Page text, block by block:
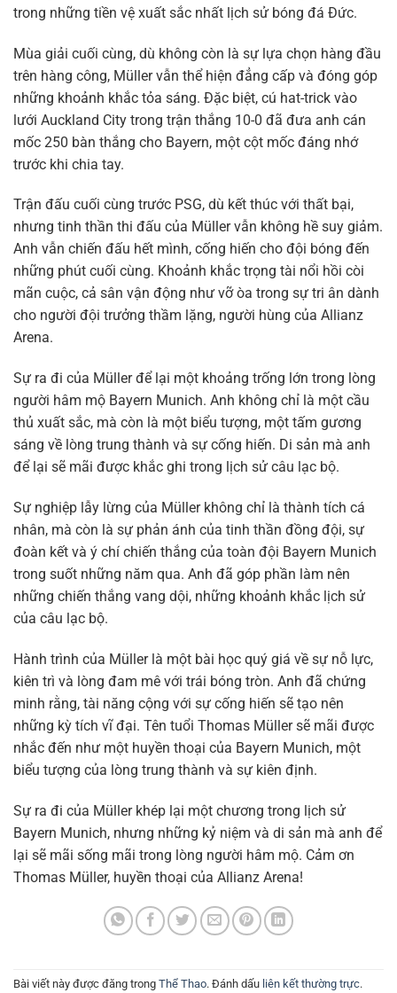
trong những tiền vệ xuất sắc nhất lịch sử bóng đá Đức.
Mùa giải cuối cùng, dù không còn là sự lựa chọn hàng đầu
trên hàng công, Müller vẫn thể hiện đẳng cấp và đóng góp
những khoảnh khắc tỏa sáng. Đặc biệt, cú hat-trick vào
lưới Auckland City trong trận thắng 10-0 đã đưa anh cán
mốc 250 bàn thắng cho Bayern, một cột mốc đáng nhớ
trước khi chia tay.
Trận đấu cuối cùng trước PSG, dù kết thúc với thất bại,
nhưng tinh thần thi đấu của Müller vẫn không hề suy giảm.
Anh vẫn chiến đấu hết mình, cống hiến cho đội bóng đến
những phút cuối cùng. Khoảnh khắc trọng tài nổi hồi còi
mãn cuộc, cả sân vận động như vỡ òa trong sự tri ân dành
cho người đội trưởng thầm lặng, người hùng của Allianz
Arena.
Sự ra đi của Müller để lại một khoảng trống lớn trong lòng
người hâm mộ Bayern Munich. Anh không chỉ là một cầu
thủ xuất sắc, mà còn là một biểu tượng, một tấm gương
sáng về lòng trung thành và sự cống hiến. Di sản mà anh
để lại sẽ mãi được khắc ghi trong lịch sử câu lạc bộ.
Sự nghiệp lẫy lừng của Müller không chỉ là thành tích cá
nhân, mà còn là sự phản ánh của tinh thần đồng đội, sự
đoàn kết và ý chí chiến thắng của toàn đội Bayern Munich
trong suốt những năm qua. Anh đã góp phần làm nên
những chiến thắng vang dội, những khoảnh khắc lịch sử
của câu lạc bộ.
Hành trình của Müller là một bài học quý giá về sự nỗ lực,
kiên trì và lòng đam mê với trái bóng tròn. Anh đã chứng
minh rằng, tài năng cộng với sự cống hiến sẽ tạo nên
những kỳ tích vĩ đại. Tên tuổi Thomas Müller sẽ mãi được
nhắc đến như một huyền thoại của Bayern Munich, một
biểu tượng của lòng trung thành và sự kiên định.
Sự ra đi của Müller khép lại một chương trong lịch sử
Bayern Munich, nhưng những kỷ niệm và di sản mà anh để
lại sẽ mãi sống mãi trong lòng người hâm mộ. Cảm ơn
Thomas Müller, huyền thoại của Allianz Arena!
Bài viết này được đăng trong Thể Thao. Đánh dấu liên kết thường trực.